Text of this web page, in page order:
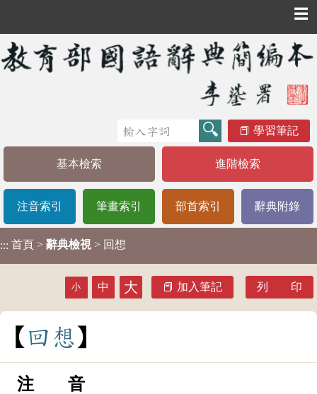
☰
學習筆記
基本檢索 進階檢索
注音索引 筆畫索引 部首索引 辭典附錄
::: 首頁 > 辭典檢視 > 回想
小 中 大 加入筆記 列 印
回 想
注 音